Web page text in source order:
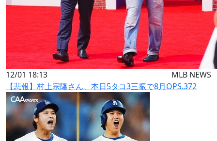
12/01 18:13
MLB NEWS
【悲報】村上宗隆さん、本日5タコ3三振で8月OPS.372